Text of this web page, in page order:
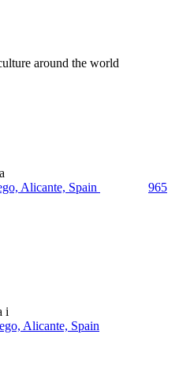
around the world
Alicante, Spain
965
i
Alicante, Spain